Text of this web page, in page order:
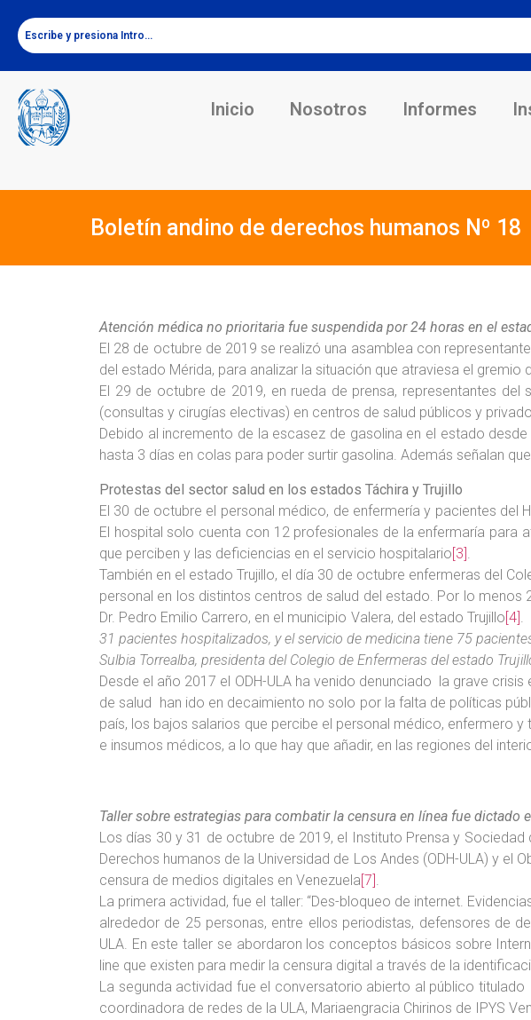
Inicio Nosotros Informes
Boletín andino de derechos humanos Nº 18
Atención médica no prioritaria fue suspendida por 24 horas en el
El 28 de octubre de 2019 se realizó una asamblea con
del estado Mérida, para analizar la situación que atraviesa el
El 29 de octubre de 2019, en rueda de prensa, representantes
(consultas y cirugías electivas) en centros de salud públicos y
Debido al incremento de la escasez de gasolina en el estado
hasta 3 días en colas para poder surtir gasolina. Además señalan
Protestas del sector salud en los estados Táchira y Trujillo
El 30 de octubre el personal médico, de enfermería y pacientes del
El hospital solo cuenta con 12 profesionales de la enfermaría
que perciben y las deficiencias en el servicio hospitalario[3]
También en el estado Trujillo, el día 30 de octubre enfermeras del
personal en los distintos centros de salud del estado. Por lo
Dr. Pedro Emilio Carrero, en el municipio Valera, del estado Trujillo[4]
31 pacientes hospitalizados, y el servicio de medicina tiene 75
Sulbia Torrealba, presidenta del Colegio de Enfermeras del estado
Desde el año 2017 el ODH-ULA ha venido denunciado la grave
de salud han ido en decaimiento no solo por la falta de políticas
país, los bajos salarios que percibe el personal médico, enfermero
e insumos médicos, a lo que hay que añadir, en las regiones del
Taller sobre estrategias para combatir la censura en línea fue dictado
Los días 30 y 31 de octubre de 2019, el Instituto Prensa y
Derechos humanos de la Universidad de Los Andes (ODH-ULA) y
censura de medios digitales en Venezuela[7]
La primera actividad, fue el taller: “Des-bloqueo de internet.
alrededor de 25 personas, entre ellos periodistas, defensores de
ULA. En este taller se abordaron los conceptos básicos sobre
line que existen para medir la censura digital a través de la
La segunda actividad fue el conversatorio abierto al público
coordinadora de redes de la ULA, Mariaengracia Chirinos de IPYS